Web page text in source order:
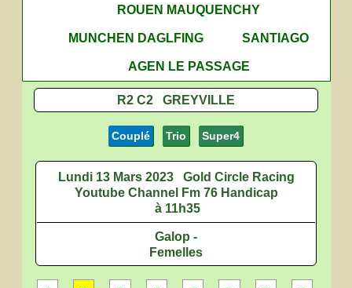
ROUEN MAUQUENCHY
MUNCHEN DAGLFING
SANTIAGO
AGEN LE PASSAGE
R2 C2 GREYVILLE
Couplé Trio Super4
Lundi 13 Mars 2023
Gold Circle Racing
Youtube Channel Fm 76 Handicap
à 11h35
Galop -
Femelles